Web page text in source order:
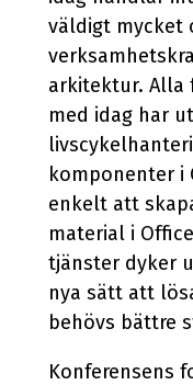
väldigt mycket
arkitektur. Alla
med idag har
komponenter i
enkelt att
material i
tjänster dyker
nya sätt att
behövs bättre
Konferensens